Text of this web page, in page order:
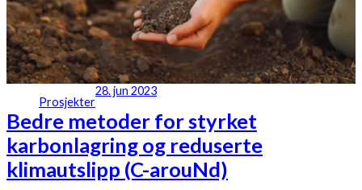
Prosjekter
28. jun 2023
Bedre metoder for styrket
karbonlagring og reduserte
klimautslipp (C-arouNd)